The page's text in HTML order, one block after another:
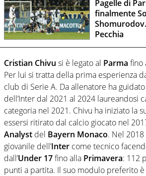
Pagelle di
finalmente
Pecchia
Cristian Chivu si è legato al Parma fino
Per lui si tratta della prima esperienza
club di Serie A. Da allenatore ha
dell’Inter dal 2021 al 2024 laureandosi
categoria nel 2021. Chivu ha iniziato la
essersi ritirato dal calcio giocato nel
Analyst del Bayern Monaco. Nel
giovanile dell’Inter come tecnico
dall’Under 17fino alla Primavera: 112
punti a partita. Il suo modulo preferito è